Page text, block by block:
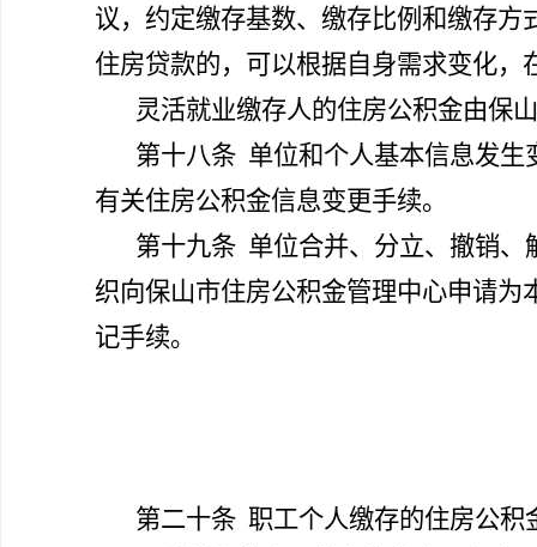
议，约定缴存基数、缴存比例和缴存
住房贷款的，可以根据自身需求变化
灵活就业缴存人的住房公积金由保
第十八条 单位和个人基本信息发
有关住房公积金信息变更手续。
第十九条 单位合并、分立、撤销
织向保山市住房公积金管理中心申请
记手续。
第二十条 职工个人缴存的住房公